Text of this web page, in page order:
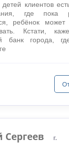
клиентов
где пока
ребёнок может
Кстати,
банк города,
г.